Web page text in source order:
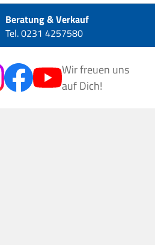
Beratung & Verkauf
Tel.0231 4257580
Wir freuen uns
auf Dich!